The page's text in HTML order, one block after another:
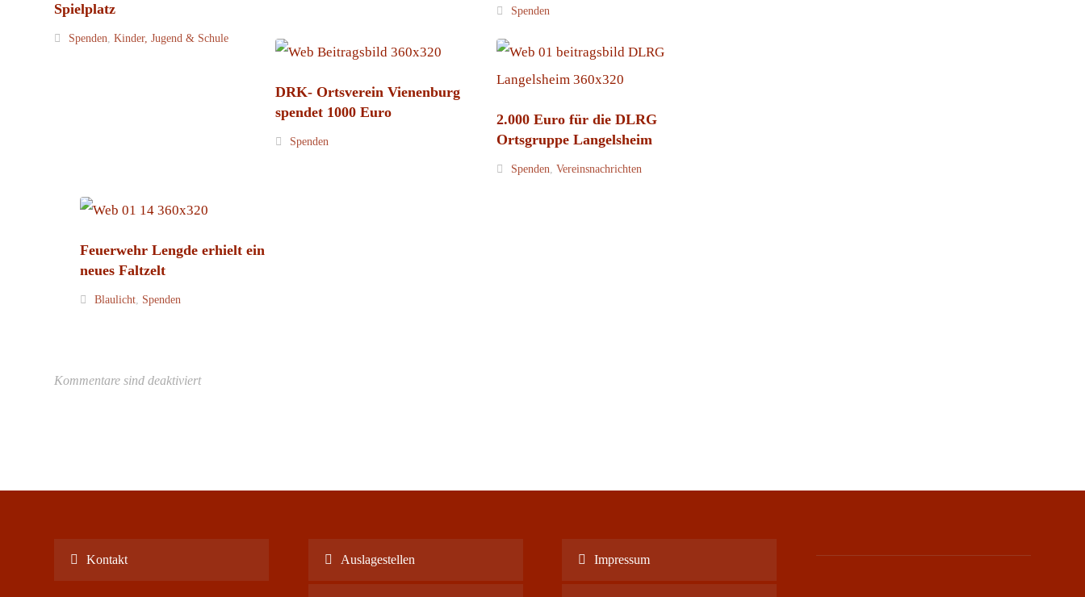
Spielplatz
Spenden,Kinder, Jugend & Schule
Spenden
DRK- Ortsverein Vienenburg
spendet 1000 Euro
Spenden
2.000 Euro für die DLRG
Ortsgruppe Langelsheim
Spenden, Vereinsnachrichten
Feuerwehr Lengde erhielt ein
neues Faltzelt
Blaulicht, Spenden
Kommentare sind deaktiviert
Kontakt Auslagestellen Impressum